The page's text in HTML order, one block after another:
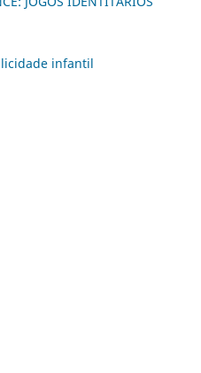
infantil